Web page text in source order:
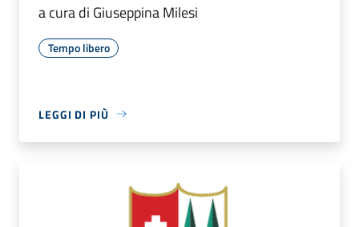
a cura di Giuseppina Milesi
Tempo libero
LEGGI DI PIÙ